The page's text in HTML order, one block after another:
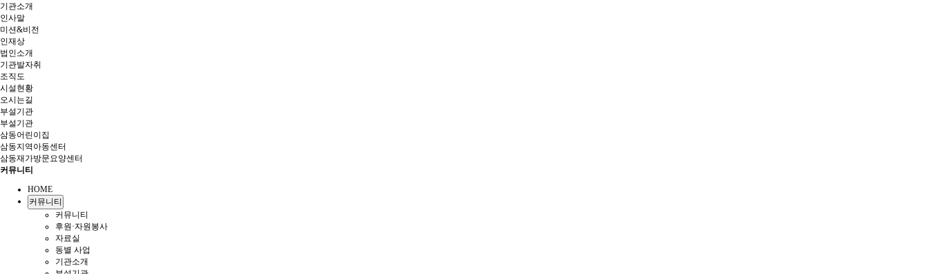
기관소개
인사말
미션&비전
인재상
법인소개
기관발자취
조직도
시설현황
오시는길
부설기관
부설기관
삼동어린이집
삼동지역아동센터
삼동재가방문요양센터
커뮤니티
HOME
커뮤니티
커뮤니티
후원·자원봉사
자료실
동별 사업
기관소개